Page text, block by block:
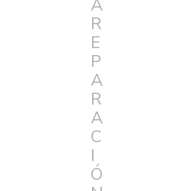
A
R
E
P
A
R
A
C
I
Ó